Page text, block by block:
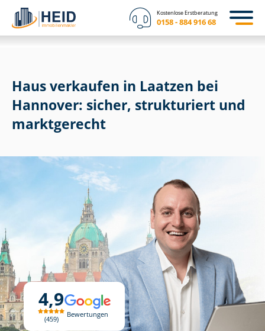
Kostenlose Erstberatung
0158 - 884 916 68
4,9
459
Bewertungen
Haus verkaufen in Laatzen bei
Hannover: sicher, strukturiert und
marktgerecht